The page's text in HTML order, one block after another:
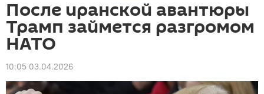
После иранской авантюры
Трамп займется разгромом
НАТО
10:05 03.04.2026